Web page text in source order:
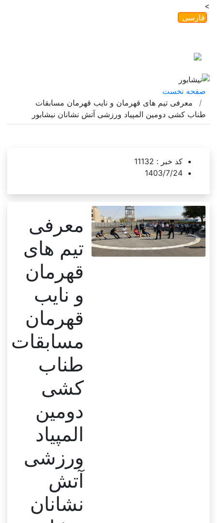
>
فارسی
امروز
صفحه نخست
معرفی تیم های قهرمان و نایب قهرمان مسابقات
طناب کشی دومین المپیاد ورزشی آتش نشانان نیشابور
کد خبر : 11132
1403/7/24
معرفی
تیم های
قهرمان
و نایب
قهرمان
مسابقات
طناب
کشی
دومین
المپیاد
ورزشی
آتش
نشانان